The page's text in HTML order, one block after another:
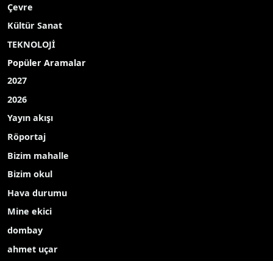
Çevre
Kültür Sanat
TEKNOLOJİ
Popüler Aramalar
2027
2026
Yayın akışı
Röportaj
Bizim mahalle
Bizim okul
Hava durumu
Mine ekici
dombay
ahmet uçar